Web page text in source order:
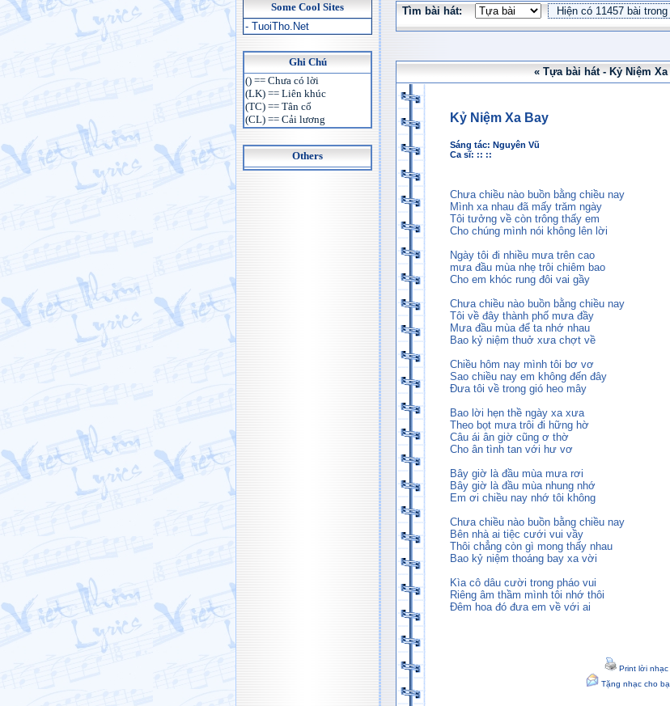
Some Cool Sites
- TuoiTho.Net
Ghi Chú
() == Chưa có lời
(LK) == Liên khúc
(TC) == Tân cổ
(CL) == Cải lương
Others
Tìm bài hát:
« Tựa bài hát - Kỷ Niệm Xa
Kỷ Niệm Xa Bay
Sáng tác: Nguyên Vũ
Ca sĩ: :: ::
Chưa chiều nào buồn bằng chiều nay
Mình xa nhau đã mấy trăm ngày
Tôi tưởng về còn trông thấy em
Cho chúng mình nói không lên lời
Ngày tôi đi nhiều mưa trên cao
mưa đầu mùa nhẹ trôi chiêm bao
Cho em khóc rung đôi vai gầy
Chưa chiều nào buồn bằng chiều nay
Tôi về đây thành phố mưa đầy
Mưa đầu mùa để ta nhớ nhau
Bao kỷ niệm thuở xưa chợt về
Chiều hôm nay mình tôi bơ vơ
Sao chiều nay em không đến đây
Đưa tôi về trong gió heo mây
Bao lời hẹn thề ngày xa xưa
Theo bọt mưa trôi đi hững hờ
Câu ái ân giờ cũng ơ thờ
Cho ân tình tan với hư vơ
Bây giờ là đầu mùa mưa rơi
Bây giờ là đầu mùa nhung nhớ
Em ơi chiều nay nhớ tôi không
Chưa chiều nào buồn bằng chiều nay
Bên nhà ai tiệc cưới vui vầy
Thôi chẳng còn gì mong thấy nhau
Bao kỷ niệm thoáng bay xa vời
Kìa cô dâu cười trong pháo vui
Riêng âm thầm mình tôi nhớ thôi
Đêm hoa đó đưa em về với ai
Print lời nhạc
Tặng nhạc cho